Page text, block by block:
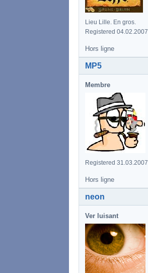
Lieu Lille. En gros.
Registered 04.02.2007
Hors ligne
MP5
Membre
Registered 31.03.2007
Hors ligne
neon
Ver luisant